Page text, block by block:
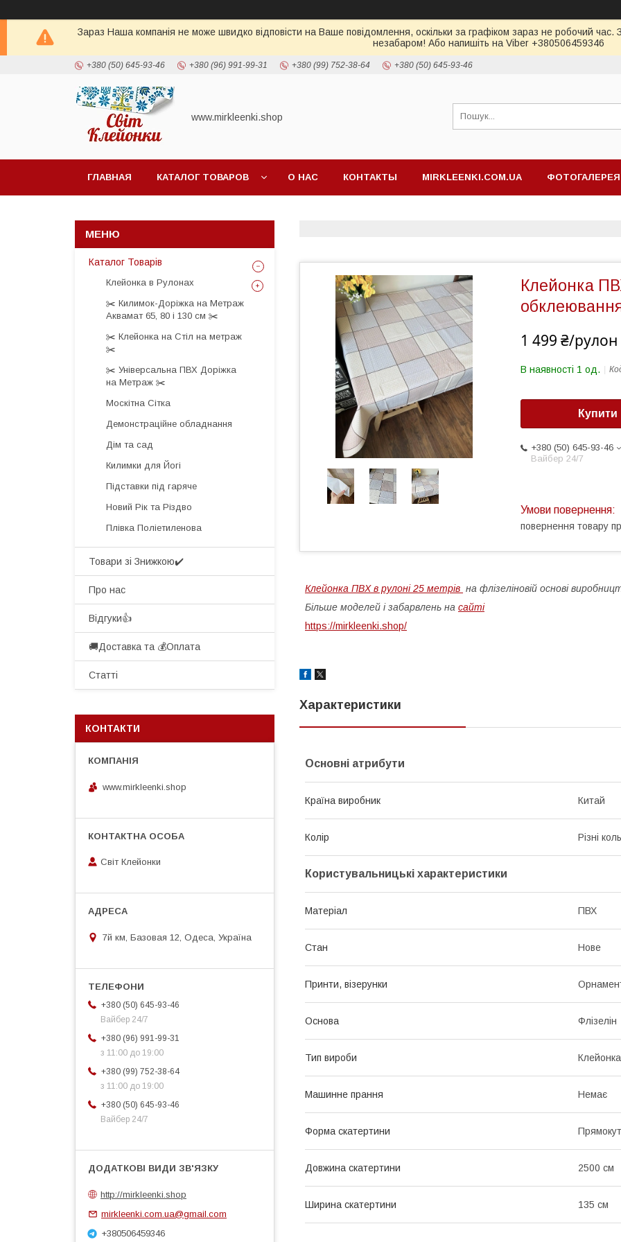
Зараз Наша компанія не може швидко відповісти на Ваше повідомлення, оскільки за графіком зараз не робочий
незабаром! Або напишіть на Viber +380506459346
+380 (50) 645-93-46 +380 (96) 991-99-31 +380 (99) 752-38-64 +380 (50) 645-93-46
www.mirkleenki.shop
ГЛАВНАЯ КАТАЛОГ ТОВАРОВ О НАС КОНТАКТЫ MIRKLEENKI.COM.UA ФОТОГАЛЕРЕЯ
Клейонка
1 499 ₴/рулон
В наявності 1 од.
Купити
+380 (50) 645-93-46
Вайбер 24/7
повернення товару
Клейонка ПВХ в рулоні25 метрів на флізеліновій основі
Більше моделей і забарвлень на сайті
https://mirkleenki.shop/
Характеристики
Основні атрибути
Країна виробник Китай
Колір Різні
Користувальницькі характеристики
Матеріал ПВХ
Стан Нове
Принти, візерунки
Основа Флізелін
Тип вироби
Машинне прання Немає
Форма скатертини
Довжина скатертини 2500 см
Ширина скатертини 135 см
Каталог Товарів
Клейонка в Рулонах
✂️ Килимок-Доріжка на Метраж
Аквамат 65, 80 і 130 см ✂️
✂️ Клейонка на Стіл на метраж
✂️
✂️ Універсальна ПВХ Доріжка
на Метраж ✂️
Москітна Сітка
Демонстраційне обладнання
Дім та сад
Килимки для Йогі
Підставки під гаряче
Новий Рік та Різдво
Плівка Поліетиленова
Товари зі Знижкою✔️
Про нас
Відгуки👍
🚚Доставка та 💰Оплата
Статті
КОНТАКТИ
www.mirkleenki.shop
Світ Клейонки
7й км, Базовая 12, Одеса, Україна
+380 (50) 645-93-46
Вайбер 24/7
+380 (96) 991-99-31
з 11:00 до 19:00
+380 (99) 752-38-64
з 11:00 до 19:00
+380 (50) 645-93-46
Вайбер 24/7
http://mirkleenki.shop
mirkleenki.com.ua@gmail.com
+380506459346